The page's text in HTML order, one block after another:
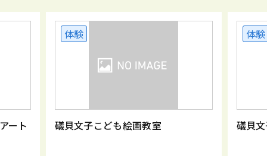
ート
体験
礒貝文子こども絵画教室
体験
礒貝